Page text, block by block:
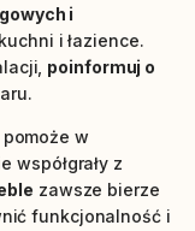
i
i łazience.
poinformuj o
w
współgrały z
zawsze bierze
funkcjonalność i